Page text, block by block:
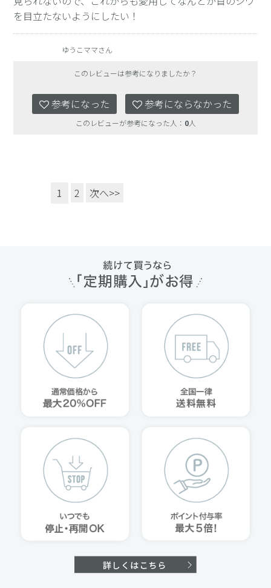
を目立たないようにしたい！
ゆうこママさん
このレビューは参考になりましたか？
参考になった 参考にならなかった
このレビューが参考になった人： 0人
1 2 次へ>>